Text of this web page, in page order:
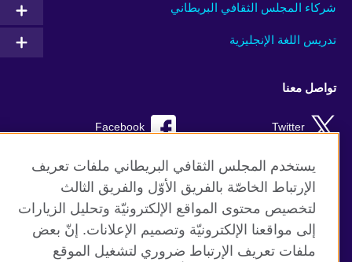
شركاء المجلس الثقافي البريطاني
تدريس اللغة الإنجليزية
تواصل معنا
Facebook Twitter
Instagram RSS
TikTok
يستخدم المجلس الثقافي البريطاني ملفات تعريف
الإرتباط الخاصّة بالفريق الأوّل والفريق الثالث
لتخصيص محتوى المواقع الإلكترونيّة وتحليل الزيارات
إلى مواقعنا الإلكترونيّة وتصميم الإعلانات. إنّ بعض
ملفات تعريف الإرتباط ضروري لتشغيل الموقع